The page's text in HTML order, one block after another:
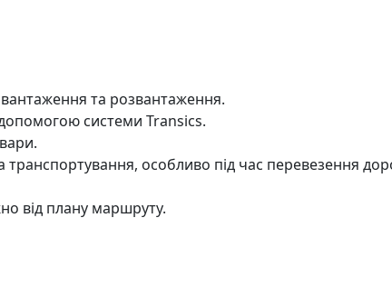
та розвантаження.
системи Transics.
транспортування, особливо під час перевезення
від плану маршруту.